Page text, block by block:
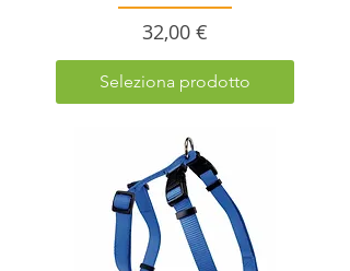
Prezzo
32,00 €
Seleziona prodotto